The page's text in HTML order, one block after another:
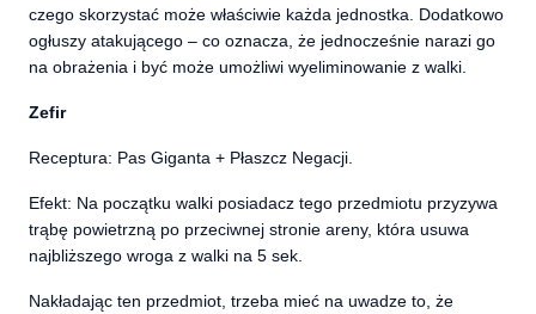
czego skorzystać może właściwie każda jednostka. Dodatkowo
ogłuszy atakującego – co oznacza, że jednocześnie narazi go
na obrażenia i być może umożliwi wyeliminowanie z walki.
Zefir
Receptura: Pas Giganta + Płaszcz Negacji.
Efekt: Na początku walki posiadacz tego przedmiotu przyzywa
trąbę powietrzną po przeciwnej stronie areny, która usuwa
najbliższego wroga z walki na 5 sek.
Nakładając ten przedmiot, trzeba mieć na uwadze to, że